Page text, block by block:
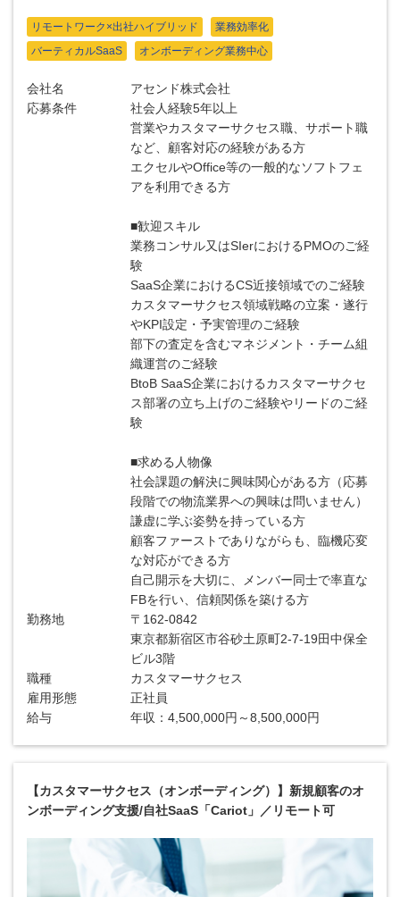
リモートワーク×出社ハイブリッド
業務効率化
バーティカルSaaS
オンボーディング業務中心
会社名
アセンド株式会社
応募条件
社会人経験5年以上
営業やカスタマーサクセス職、サポート職
など、顧客対応の経験がある方
エクセルやOffice等の一般的なソフトフェ
アを利用できる方
■歓迎スキル
業務コンサル又はSIerにおけるPMOのご経
験
SaaS企業におけるCS近接領域でのご経験
カスタマーサクセス領域戦略の立案・遂行
やKPI設定・予実管理のご経験
部下の査定を含むマネジメント・チーム組
織運営のご経験
BtoB SaaS企業におけるカスタマーサクセ
ス部署の立ち上げのご経験やリードのご経
験
■求める人物像
社会課題の解決に興味関心がある方（応募
段階での物流業界への興味は問いません）
謙虚に学ぶ姿勢を持っている方
顧客ファーストでありながらも、臨機応変
な対応ができる方
自己開示を大切に、メンバー同士で率直な
FBを行い、信頼関係を築ける方
勤務地
〒162-0842
東京都新宿区市谷砂土原町2-7-19田中保全
ビル3階
職種
カスタマーサクセス
雇用形態
正社員
給与
年収：4,500,000円～8,500,000円
【カスタマーサクセス（オンボーディング）】新規顧客のオ
ンボーディング支援/自社SaaS「Cariot」／リモート可